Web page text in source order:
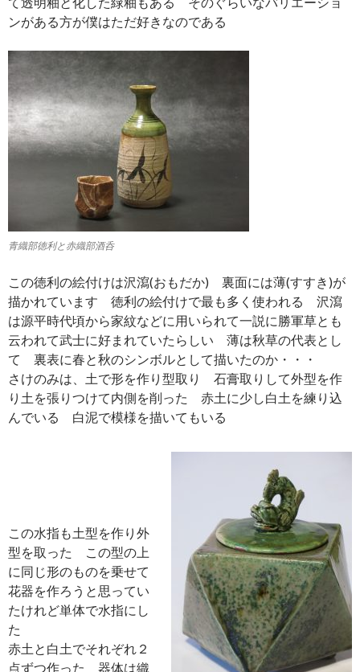
ンがある方が僕はただ好きなのである
青織部徳利と赤織部酒呑
この徳利の絵付けは沢瀉(おもだか) 裏面には薄(すすき)が
描かれています 徳利の絵付けで最も多く使われる 沢瀉
は源平時代頃から家紋などに用いられて一説に勝軍草とも
云われて武士に好まれていたらしい 薄は秋草の代表とし
て 裏表に春と秋のシンボルとして描いたのか・・・
さけのみは、土で形を作り型取り 石膏取りして外型を作
り土を張りつけて内側を削った 赤土に少し白土を練り込
んでいる 白泥で模様を描いてもいる
この水指も土型を作り外
型を取った この型の上
に同じ形のものを乗せて
花器を作ろうと思ってい
たけれど単体で水指にし
た
赤土と白土でそれぞれ２
点ずつ作った 器体は織